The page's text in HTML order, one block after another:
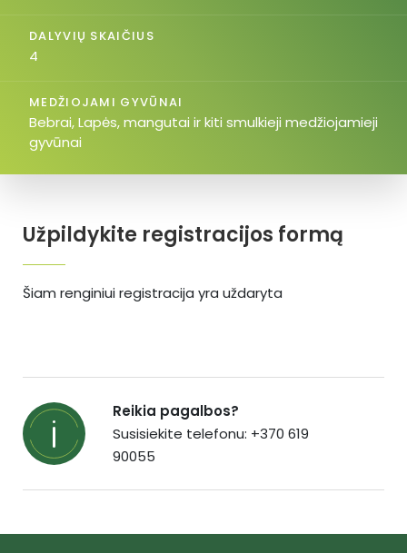
Užpildykite registracijos formą
Šiam renginiui registracija yra uždaryta
DALYVIŲ SKAIČIUS
4
MEDŽIOJAMI GYVŪNAI
Bebrai, Lapės, mangutai ir kiti smulkieji medžiojamieji
gyvūnai
Reikia pagalbos?
Susisiekite telefonu: +370 619
90055